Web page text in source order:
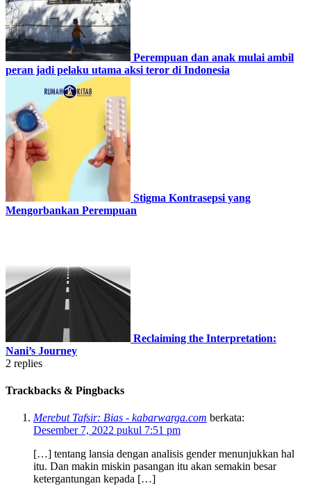
Perempuan dan anak mulai ambil
peran jadi pelaku utama aksi teror di Indonesia
Stigma Kontrasepsi yang
Mengorbankan Perempuan
Reclaiming the Interpretation:
Nani’s Journey
2 replies
Trackbacks & Pingbacks
Merebut Tafsir: Bias - kabarwarga.com berkata:
Desember 7, 2022 pukul 7:51 pm
[…] tentang lansia dengan analisis gender menunjukkan hal
itu. Dan makin miskin pasangan itu akan semakin besar
ketergantungan kepada […]